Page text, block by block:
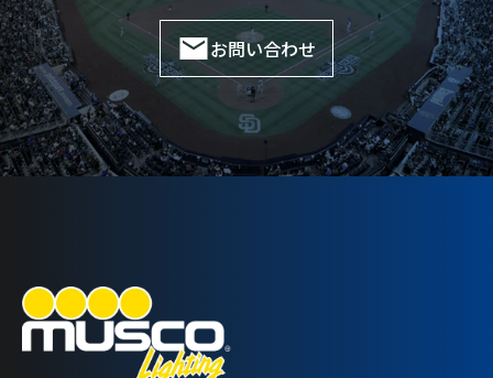
お問い合わせ